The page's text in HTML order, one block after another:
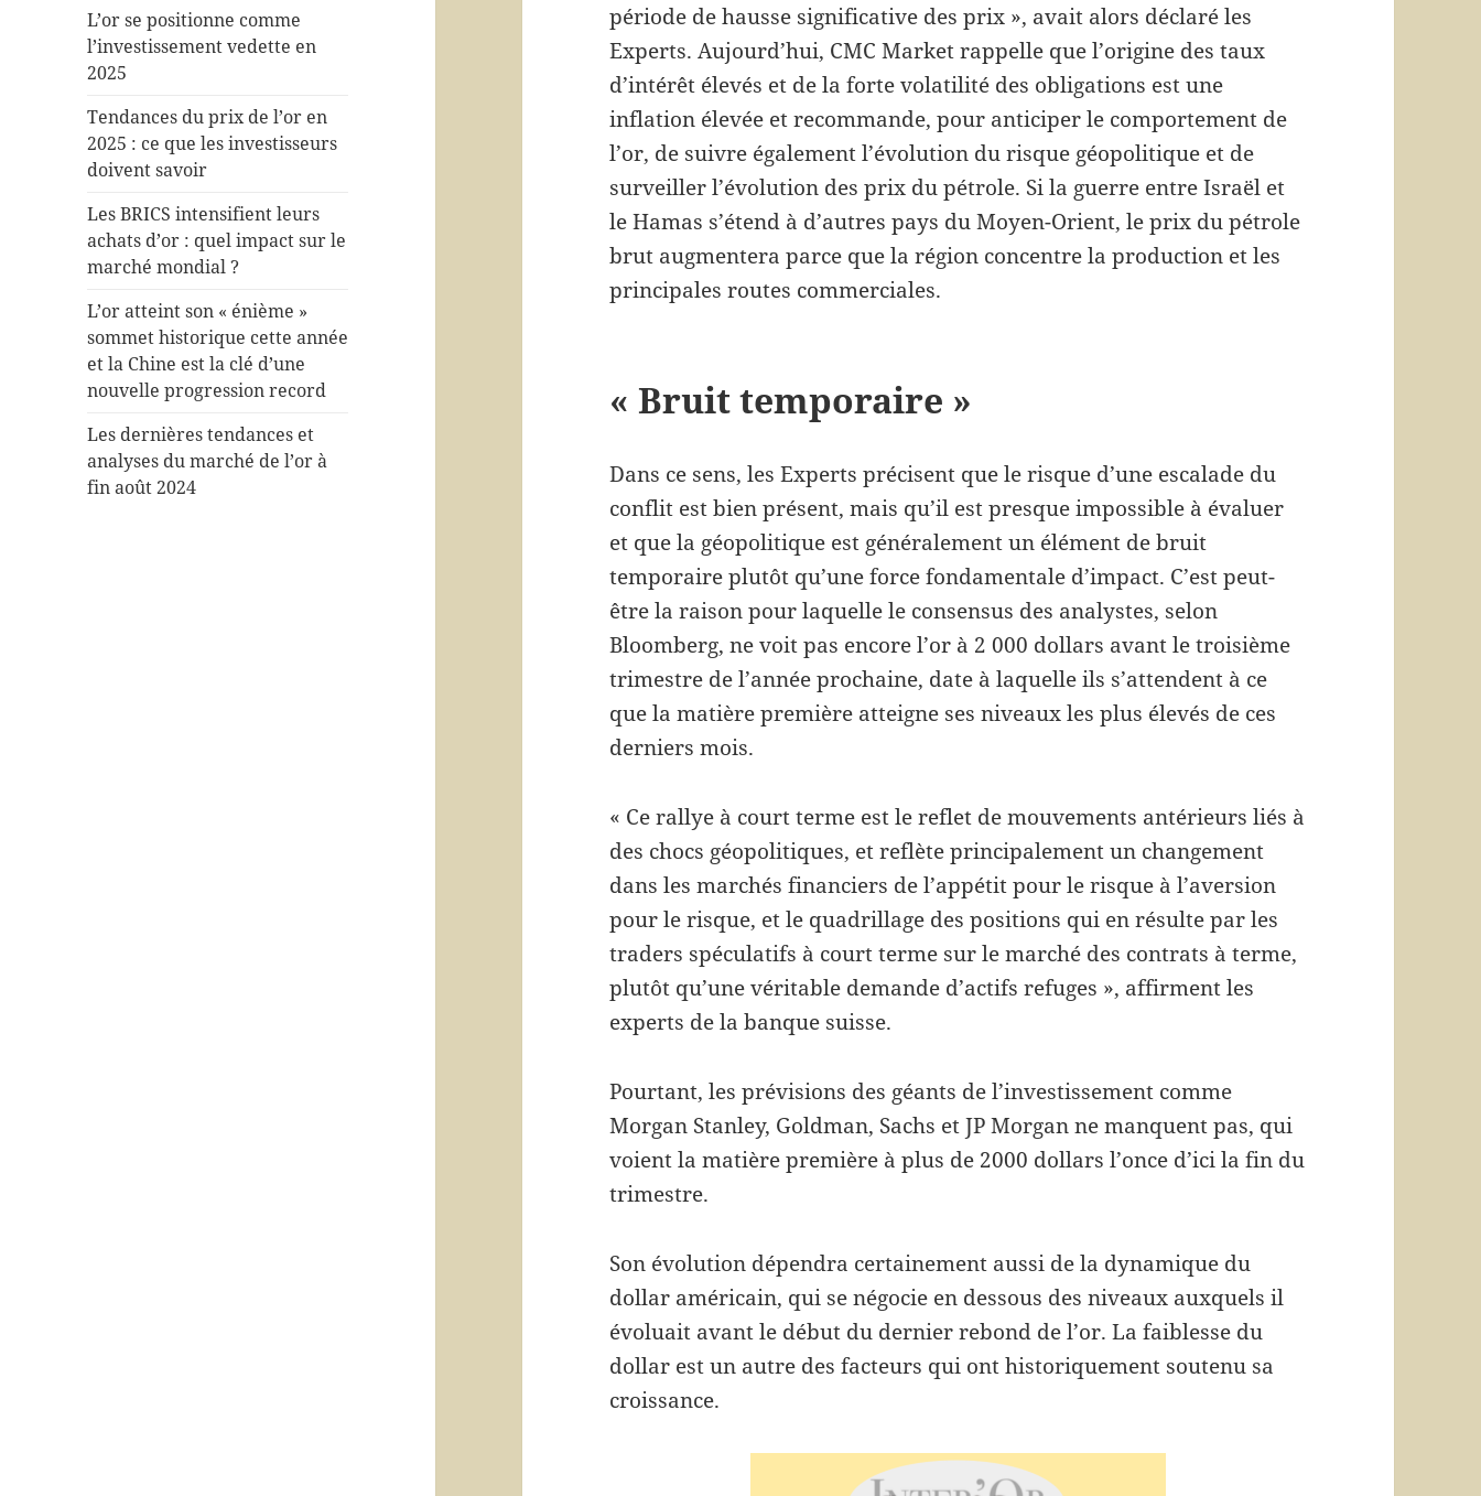
L’or se positionne comme
l’investissement vedette en
2025
Tendances du prix de l’or en
2025 : ce que les investisseurs
doivent savoir
Les BRICS intensifient leurs
achats d’or : quel impact sur le
marché mondial ?
L’or atteint son « énième »
sommet historique cette année
et la Chine est la clé d’une
nouvelle progression record
Les dernières tendances et
analyses du marché de l’or à
fin août 2024
période de hausse significative des prix », avait alors déclaré les
Experts. Aujourd’hui, CMC Market rappelle que l’origine des taux
d’intérêt élevés et de la forte volatilité des obligations est une
inflation élevée et recommande, pour anticiper le comportement de
l’or, de suivre également l’évolution du risque géopolitique et de
surveiller l’évolution des prix du pétrole. Si la guerre entre Israël et
le Hamas s’étend à d’autres pays du Moyen-Orient, le prix du pétrole
brut augmentera parce que la région concentre la production et les
principales routes commerciales.
« Bruit temporaire »
Dans ce sens, les Experts précisent que le risque d’une escalade du
conflit est bien présent, mais qu’il est presque impossible à évaluer
et que la géopolitique est généralement un élément de bruit
temporaire plutôt qu’une force fondamentale d’impact. C’est peut-
être la raison pour laquelle le consensus des analystes, selon
Bloomberg, ne voit pas encore l’or à 2 000 dollars avant le troisième
trimestre de l’année prochaine, date à laquelle ils s’attendent à ce
que la matière première atteigne ses niveaux les plus élevés de ces
derniers mois.
« Ce rallye à court terme est le reflet de mouvements antérieurs liés à
des chocs géopolitiques, et reflète principalement un changement
dans les marchés financiers de l’appétit pour le risque à l’aversion
pour le risque, et le quadrillage des positions qui en résulte par les
traders spéculatifs à court terme sur le marché des contrats à terme,
plutôt qu’une véritable demande d’actifs refuges », affirment les
experts de la banque suisse.
Pourtant, les prévisions des géants de l’investissement comme
Morgan Stanley, Goldman, Sachs et JP Morgan ne manquent pas, qui
voient la matière première à plus de 2000 dollars l’once d’ici la fin du
trimestre.
Son évolution dépendra certainement aussi de la dynamique du
dollar américain, qui se négocie en dessous des niveaux auxquels il
évoluait avant le début du dernier rebond de l’or. La faiblesse du
dollar est un autre des facteurs qui ont historiquement soutenu sa
croissance.